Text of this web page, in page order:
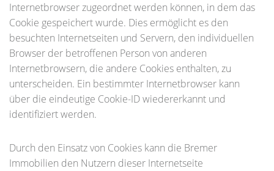
Internetbrowser zugeordnet werden können, in dem das
Cookie gespeichert wurde. Dies ermöglicht es den
besuchten Internetseiten und Servern, den individuellen
Browser der betroffenen Person von anderen
Internetbrowsern, die andere Cookies enthalten, zu
unterscheiden. Ein bestimmter Internetbrowser kann
über die eindeutige Cookie-ID wiedererkannt und
identifiziert werden.
Durch den Einsatz von Cookies kann die Bremer
Immobilien den Nutzern dieser Internetseite